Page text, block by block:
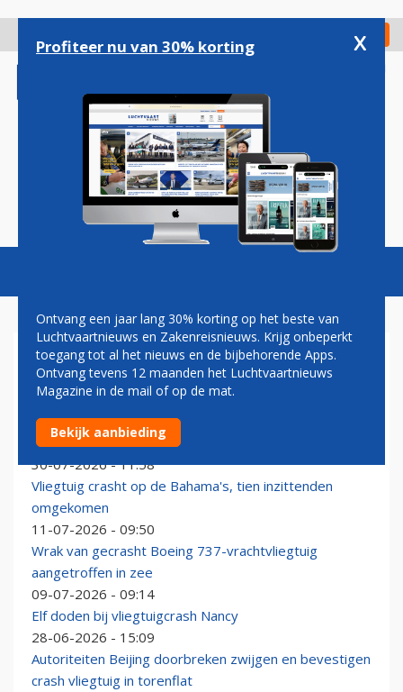
gaan
Check in
Magazine Podcasts Vacatures
CRASH
Nabestaanden Germanwings-crash klagen Duitse
staat aan, maar vangen mogelijk bot
30-07-2026 - 11:58
Vliegtuig crasht op de Bahama's, tien inzittenden
omgekomen
11-07-2026 - 09:50
Wrak van gecrasht Boeing 737-vrachtvliegtuig
aangetroffen in zee
09-07-2026 - 09:14
Elf doden bij vliegtuigcrash Nancy
28-06-2026 - 15:09
Autoriteiten Beijing doorbreken zwijgen en bevestigen
crash vliegtuig in torenflat
Profiteer nu van 30% korting x
Ontvang een jaar lang 30% korting op het beste van
Luchtvaartnieuws en Zakenreisnieuws. Krijg onbeperkt
toegang tot al het nieuws en de bijbehorende Apps.
Ontvang tevens 12 maanden het Luchtvaartnieuws
Magazine in de mail of op de mat.
Bekijk aanbieding